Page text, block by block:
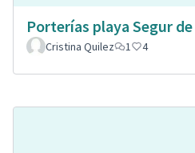
Porterías playa Segur
Cristina Quilez
1 4